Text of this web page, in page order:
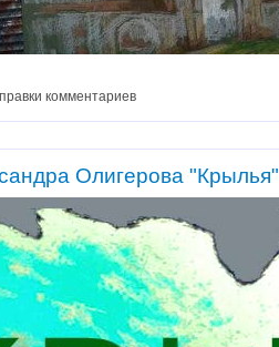
комментариев
Олигерова "Крылья"